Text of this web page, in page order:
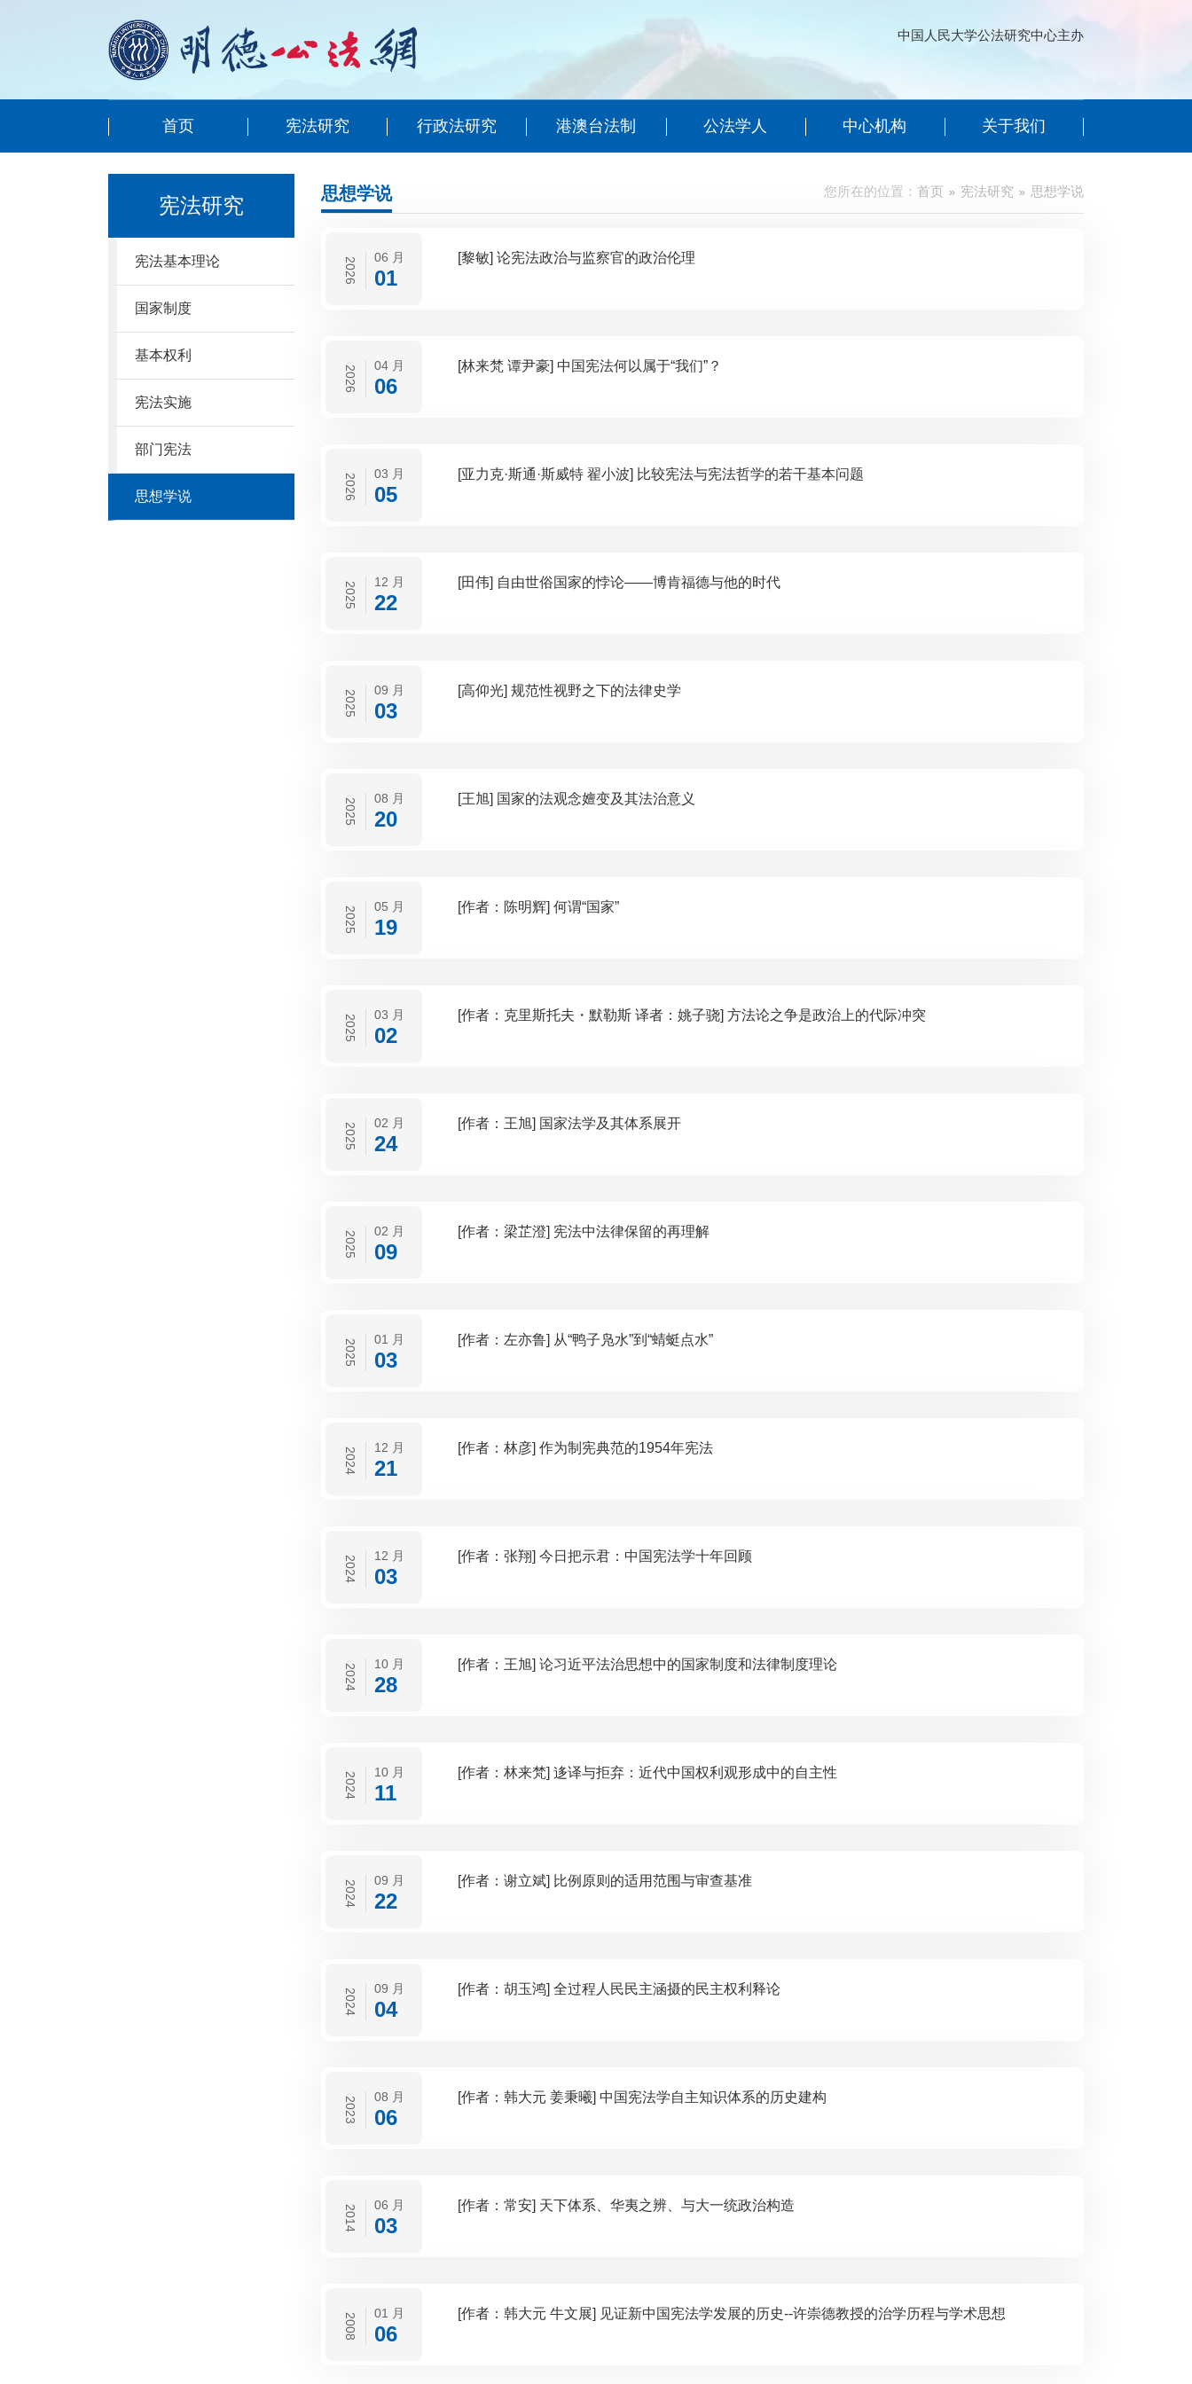
中国人民大学公法研究中心主办
首页 宪法研究 行政法研究 港澳台法制 公法学人 中心机构 关于我们
宪法研究
宪法基本理论
国家制度
基本权利
宪法实施
部门宪法
思想学说
您所在的位置： 首页 宪法研究 思想学说
思想学说
2026 06 月
01
[黎敏] 论宪法政治与监察官的政治伦理
2026 04 月
06
[林来梵 谭尹豪] 中国宪法何以属于“我们”？
2026 03 月
05
[亚力克·斯通·斯威特 翟小波] 比较宪法与宪法哲学的若干基本问题
2025 12 月
22
[田伟] 自由世俗国家的悖论——博肯福德与他的时代
2025 09 月
03
[高仰光] 规范性视野之下的法律史学
2025 08 月
20
[王旭] 国家的法观念嬗变及其法治意义
2025 05 月
19
[作者：陈明辉] 何谓“国家”
2025 03 月
02
[作者：克里斯托夫・默勒斯 译者：姚子骁] 方法论之争是政治上的代际冲突
2025 02 月
24
[作者：王旭] 国家法学及其体系展开
2025 02 月
09
[作者：梁芷澄] 宪法中法律保留的再理解
2025 01 月
03
[作者：左亦鲁] 从“鸭子凫水”到“蜻蜓点水”
2024 12 月
21
[作者：林彦] 作为制宪典范的1954年宪法
2024 12 月
03
[作者：张翔] 今日把示君：中国宪法学十年回顾
2024 10 月
28
[作者：王旭] 论习近平法治思想中的国家制度和法律制度理论
2024 10 月
11
[作者：林来梵] 迻译与拒弃：近代中国权利观形成中的自主性
2024 09 月
22
[作者：谢立斌] 比例原则的适用范围与审查基准
2024 09 月
04
[作者：胡玉鸿] 全过程人民民主涵摄的民主权利释论
2023 08 月
06
[作者：韩大元 姜秉曦] 中国宪法学自主知识体系的历史建构
2014 06 月
03
[作者：常安] 天下体系、华夷之辨、与大一统政治构造
2008 01 月
06
[作者：韩大元 牛文展] 见证新中国宪法学发展的历史--许崇德教授的治学历程与学术思想